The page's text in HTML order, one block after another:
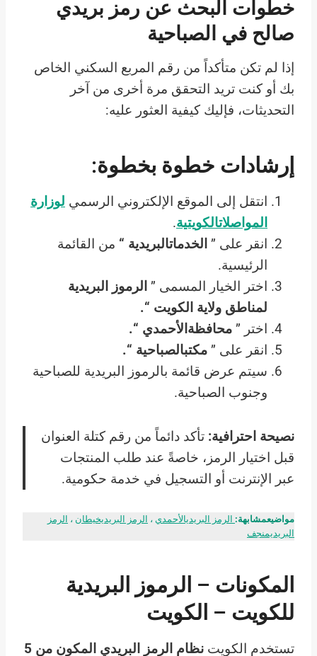
خطوات البحث عن رمز بريدي
صالح في الصباحية
إذا لم تكن متأكداً من رقم المربع السكني الخاص
بك أو كنت تريد التحقق مرة أخرى من آخر
التحديثات، فإليك كيفية العثور عليه:
إرشادات خطوة بخطوة:
انتقل إلى الموقع الإلكتروني الرسمي لوزارة
المواصلاتالكويتية.
انقر على ” الخدماتالبريدية “ من القائمة
الرئيسية.
اختر الخيار المسمى ” الرموز البريدية
لمناطق ولاية الكويت “.
اختر ” محافظةالأحمدي “.
انقر على ” مكتبالصباحية “.
سيتم عرض قائمة بالرموز البريدية للصباحية
وجنوب الصباحية.
نصيحة احترافية: تأكد دائماً من رقم كتلة العنوان
قبل اختيار الرمز، خاصةً عند طلب المنتجات
عبر الإنترنت أو التسجيل في خدمة حكومية.
مواضيعمشابهة: الرمز البريديالأحمدي ، الرمز البريديخيطان ، الرمز
البريديمنجف
المكونات – الرموز البريدية
للكويت – الكويت
تستخدم الكويت
نظام الرمز البريدي المكون من 5